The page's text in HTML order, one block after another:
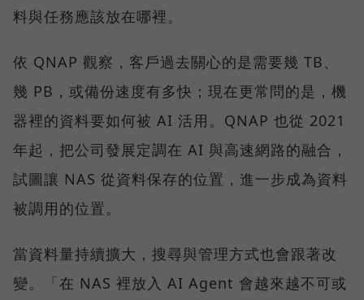
料與任務應該放在哪裡。
依 QNAP 觀察，客戶過去關心的是需要幾 TB、
幾 PB，或備份速度有多快；現在更常問的是，機
器裡的資料要如何被 AI 活用。QNAP 也從 2021
年起，把公司發展定調在 AI 與高速網路的融合，
試圖讓 NAS 從資料保存的位置，進一步成為資料
被調用的位置。
當資料量持續擴大，搜尋與管理方式也會跟著改
變。「在 NAS 裡放入 AI Agent 會越來越不可或